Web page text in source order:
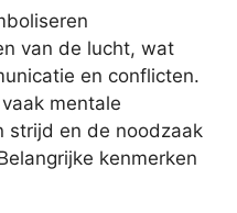
van de lucht, wat
en conflicten.
mentale
strijd en de noodzaak
kenmerken